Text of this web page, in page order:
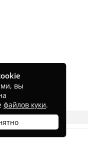
вы
файлов куки.